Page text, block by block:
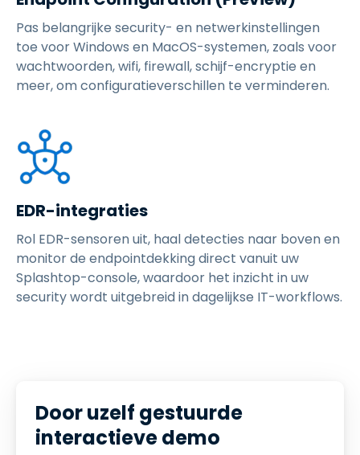
Pas belangrijke security- en netwerkinstellingen
toe voor Windows en MacOS-systemen, zoals voor
wachtwoorden, wifi, firewall, schijf-encryptie en
meer, om configuratieverschillen te verminderen.
EDR-integraties
Rol EDR-sensoren uit, haal detecties naar boven en
monitor de endpointdekking direct vanuit uw
Splashtop-console, waardoor het inzicht in uw
security wordt uitgebreid in dagelijkse IT-workflows.
Door uzelf gestuurde
interactieve demo